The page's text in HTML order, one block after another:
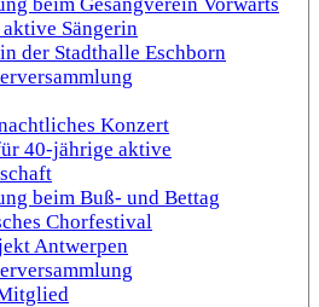
aktive Sängerin
der Stadthalle Eschborn
Konzert
40-jährige aktive
beim Buß- und Bettag
Chorfestival
Antwerpen